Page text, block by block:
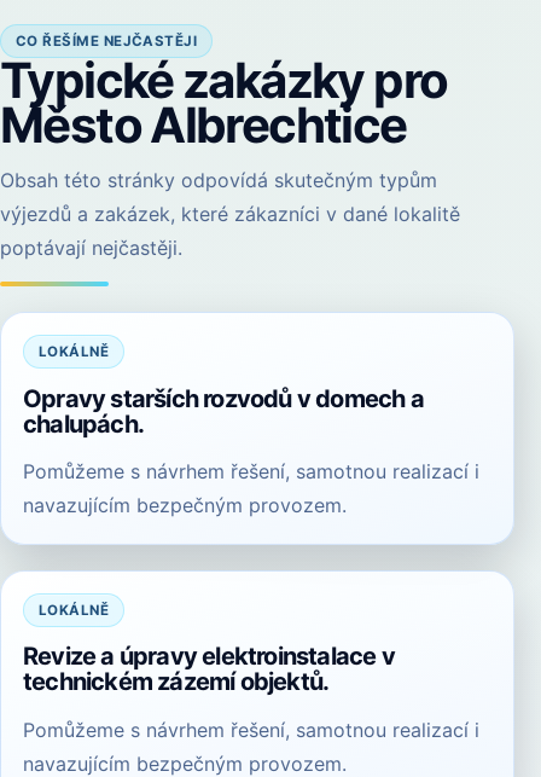
CO ŘEŠÍME NEJČASTĚJI
Typické zakázky pro
Město Albrechtice
Obsah této stránky odpovídá skutečným typům
výjezdů a zakázek, které zákazníci v dané lokalitě
poptávají nejčastěji.
LOKÁLNĚ
Opravy starších rozvodů v domech a
chalupách.
Pomůžeme s návrhem řešení, samotnou realizací i
navazujícím bezpečným provozem.
LOKÁLNĚ
Revize a úpravy elektroinstalace v
technickém zázemí objektů.
Pomůžeme s návrhem řešení, samotnou realizací i
navazujícím bezpečným provozem.